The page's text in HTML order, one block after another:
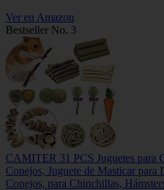
Ver en Amazon
Bestseller No. 3
CAMITER 31 PCS Juguetes para
Conejos, Juguete de Masticar para
Conejos, para Chinchillas,